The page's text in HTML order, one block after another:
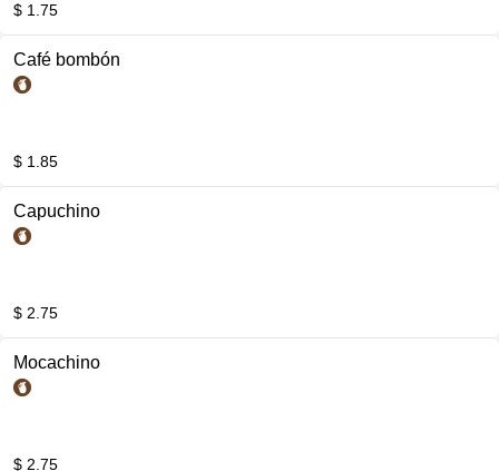
$ 1.75
Café bombón
$ 1.85
Capuchino
$ 2.75
Mocachino
$ 2.75